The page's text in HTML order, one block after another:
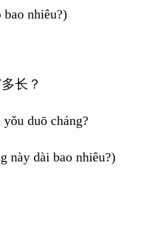
bao nhiêu?)
长？
duō cháng?
này dài bao nhiêu?)